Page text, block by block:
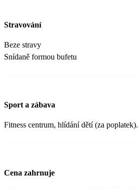
Stravování
Beze stravy
Snídaně formou bufetu
Sport a zábava
Fitness centrum, hlídání dětí (za poplatek).
Cena zahrnuje